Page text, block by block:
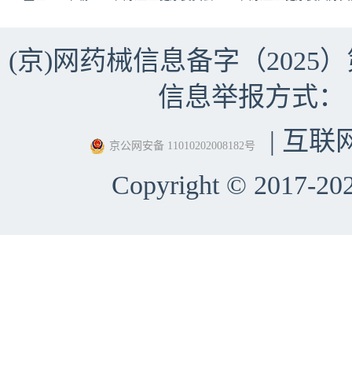
(京)网药械信息备字（2025
信息举报方式：
京公网安备 11010202008182号
| 互联
Copyright © 2017-